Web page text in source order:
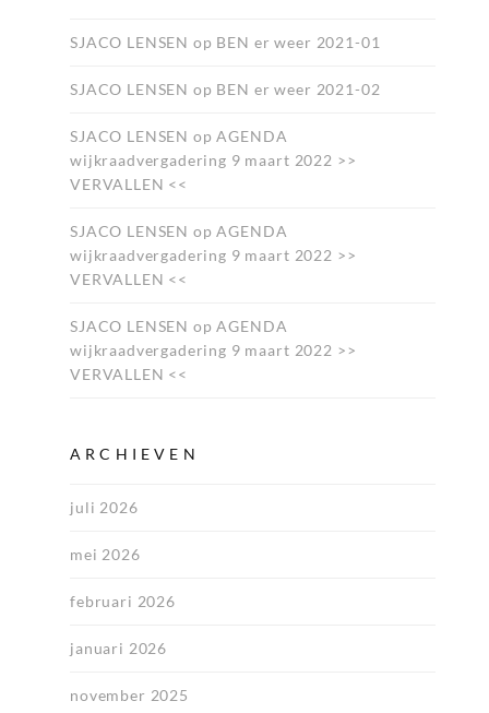
SJACO LENSEN op BEN er weer 2021-01
SJACO LENSEN op BEN er weer 2021-02
SJACO LENSEN opAGENDA
wijkraadvergadering 9 maart 2022 >>
VERVALLEN <<
SJACO LENSEN opAGENDA
wijkraadvergadering 9 maart 2022 >>
VERVALLEN <<
SJACO LENSEN opAGENDA
wijkraadvergadering 9 maart 2022 >>
VERVALLEN <<
ARCHIEVEN
juli 2026
mei 2026
februari 2026
januari 2026
november 2025